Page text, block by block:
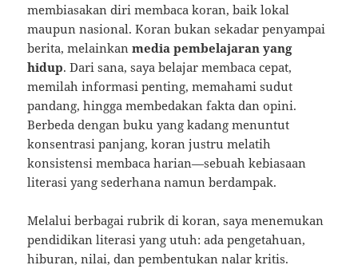
membiasakan diri membaca koran, baik lokal
maupun nasional. Koran bukan sekadar penyampai
berita, melainkanmedia pembelajaran yang
hidup. Dari sana, saya belajar membaca cepat,
memilah informasi penting, memahami sudut
pandang, hingga membedakan fakta dan opini.
Berbeda dengan buku yang kadang menuntut
konsentrasi panjang, koran justru melatih
konsistensi membaca harian—sebuah kebiasaan
literasi yang sederhana namun berdampak.
Melalui berbagai rubrik di koran, saya menemukan
pendidikan literasi yang utuh: ada pengetahuan,
hiburan, nilai, dan pembentukan nalar kritis.